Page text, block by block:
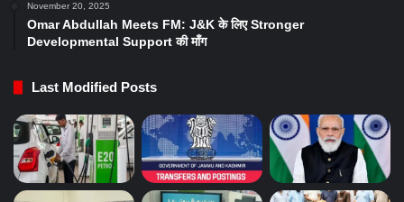
November 20, 2025
Omar Abdullah Meets FM: J&K के लिए Stronger
Developmental Support की माँग
Last Modified Posts